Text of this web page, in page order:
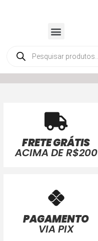
FRETE GRÁTIS
ACIMA DE R$200
PAGAMENTO
VIA PIX